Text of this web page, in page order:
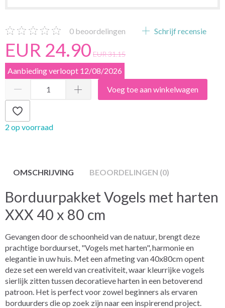
0 beoordelingen Schrijf recensie
EUR 24.90 EUR 31.15
Aanbieding verloopt 12/08/2026
Voeg toe aan winkelwagen
2 op voorraad
OMSCHRIJVING BEOORDELINGEN (0)
Borduurpakket Vogels met harten
XXX 40 x 80 cm
Gevangen door de schoonheid van de natuur, brengt deze
prachtige borduurset, "Vogels met harten", harmonie en
elegantie in uw huis. Met een afmeting van 40x80cm opent
deze set een wereld van creativiteit, waar kleurrijke vogels
sierlijk zitten tussen decoratieve harten in een betoverend
patroon. Het is perfect voor zowel beginners als ervaren
borduurders die op zoek zijn naar een inspirerend project.